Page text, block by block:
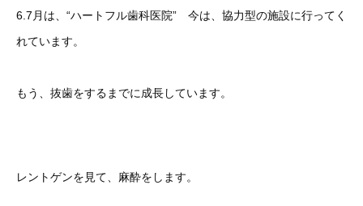
6.7月は、“ハートフル歯科医院” 今は、協力型の施設に行ってく
れています。
もう、抜歯をするまでに成長しています。
レントゲンを見て、麻酔をします。